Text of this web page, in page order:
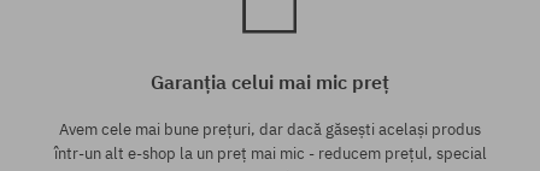
Garanția celui mai mic preț
Avem cele mai bune prețuri, dar dacă găsești același produs
într-un alt e-shop la un preț mai mic - reducem prețul, special